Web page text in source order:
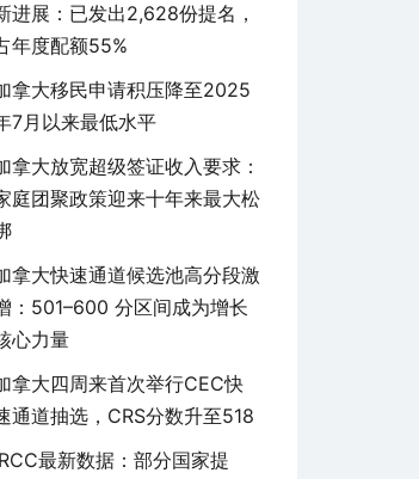
进展：已发出2,628份提名，
年度配额55%
拿大移民申请积压降至2025
7月以来最低水平
拿大放宽超级签证收入要求：
庭团聚政策迎来十年来最大松
拿大快速通道候选池高分段激
：501–600 分区间成为增长
心力量
拿大四周来首次举行CEC快
通道抽选，CRS分数升至518
最新数据：部分国家提